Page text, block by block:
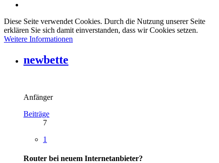
Diese Seite verwendet Cookies. Durch die Nutzung unserer Seite
erklären Sie sich damit einverstanden, dass wir Cookies setzen.
Weitere Informationen
newbette
Anfänger
Beiträge
7
1
Router bei neuem Internetanbieter?